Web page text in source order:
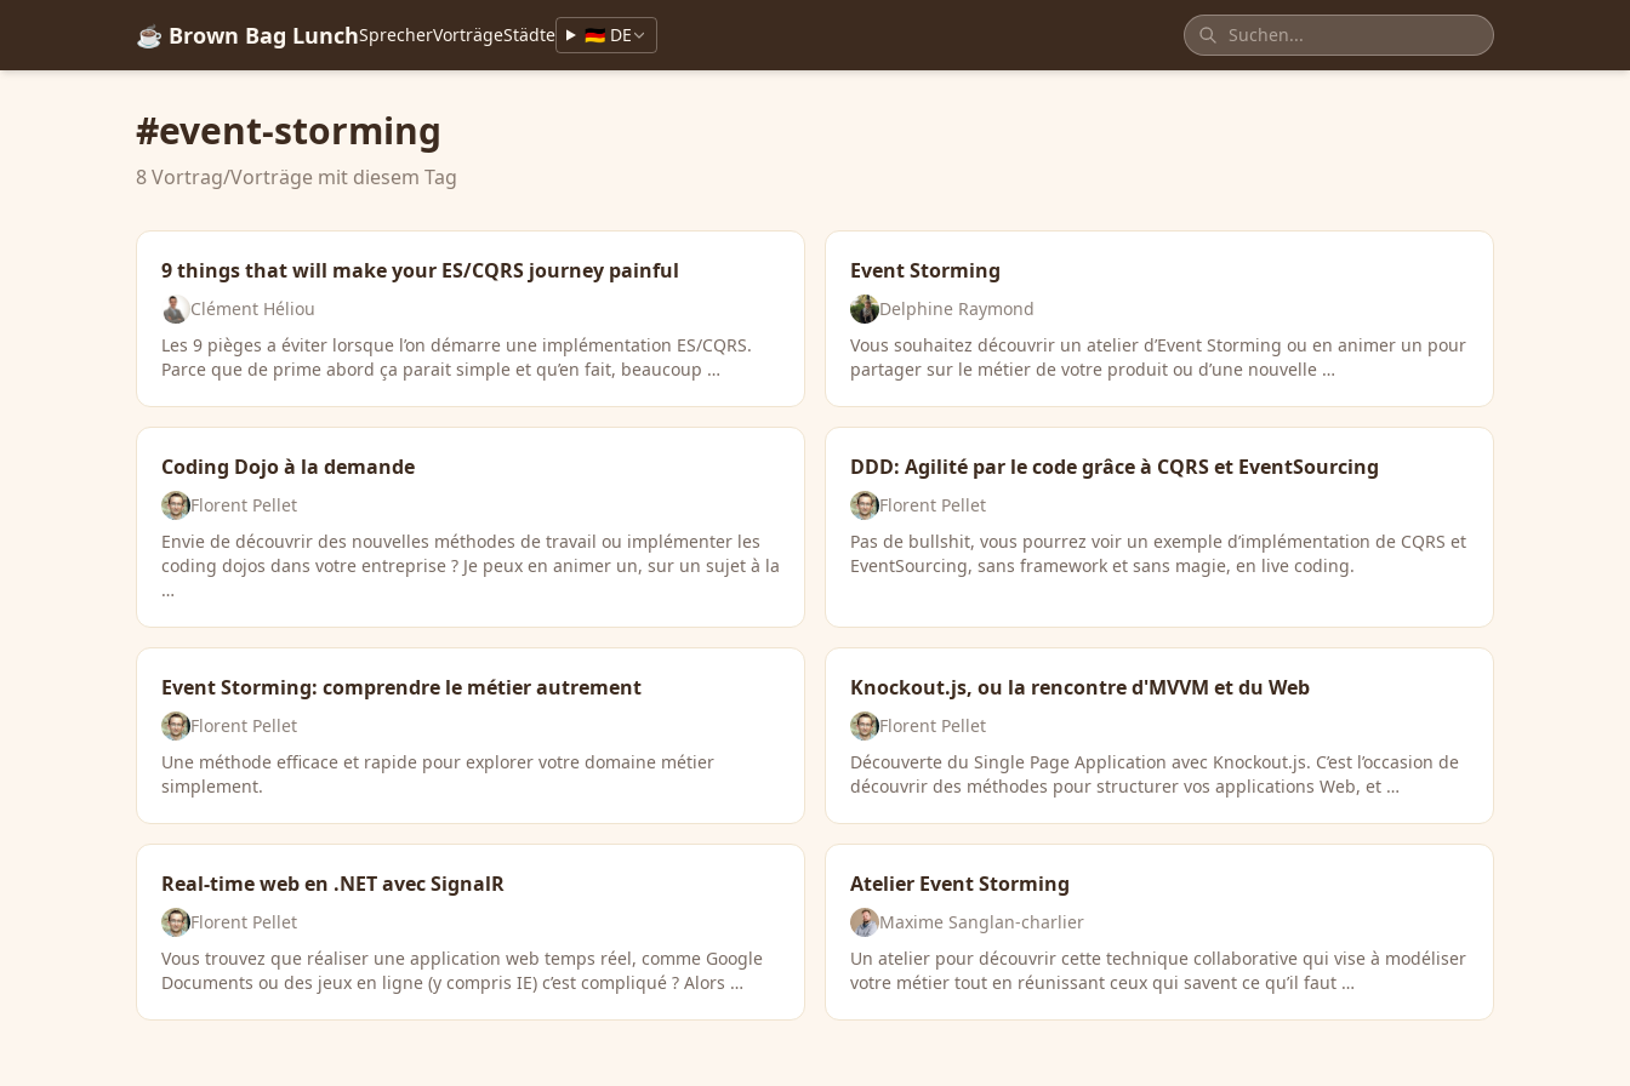
☕ Brown Bag LunchSprecherVorträgeStädte 🇩🇪 DE
#event-storming
8 Vortrag/Vorträge mit diesem Tag
9 things that will make your ES/CQRS journey painful
Clément Héliou
Les 9 pièges a éviter lorsque l’on démarre une implémentation ES/CQRS.
Parce que de prime abord ça parait simple et qu’en fait, beaucoup …
Event Storming
Delphine Raymond
Vous souhaitez découvrir un atelier d’Event Storming ou en animer un pour
partager sur le métier de votre produit ou d’une nouvelle …
Coding Dojo à la demande
Florent Pellet
Envie de découvrir des nouvelles méthodes de travail ou implémenter les
coding dojos dans votre entreprise ? Je peux en animer un, sur un sujet à la
…
DDD: Agilité par le code grâce à CQRS et EventSourcing
Florent Pellet
Pas de bullshit, vous pourrez voir un exemple d’implémentation de CQRS et
EventSourcing, sans framework et sans magie, en live coding.
Event Storming: comprendre le métier autrement
Florent Pellet
Une méthode efficace et rapide pour explorer votre domaine métier
simplement.
Knockout.js, ou la rencontre d'MVVM et du Web
Florent Pellet
Découverte du Single Page Application avec Knockout.js. C’est l’occasion de
découvrir des méthodes pour structurer vos applications Web, et …
Real-time web en .NET avec SignalR
Florent Pellet
Vous trouvez que réaliser une application web temps réel, comme Google
Documents ou des jeux en ligne (y compris IE) c’est compliqué ? Alors …
Atelier Event Storming
Maxime Sanglan-charlier
Un atelier pour découvrir cette technique collaborative qui vise à modéliser
votre métier tout en réunissant ceux qui savent ce qu’il faut …